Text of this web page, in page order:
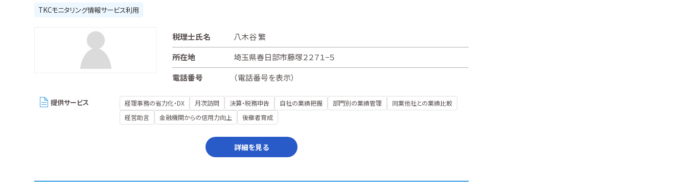
TKCモニタリング情報サービス利用
税理士氏名
八木谷 繁
所在地
埼玉県春日部市藤塚２２７１−５
電話番号
（電話番号を表示）
提供サービス 経理事務の省力化・DX 月次訪問 決算・税務申告 自社の業績把握 部門別の業績管理
同業他社との業績比較
経営助言
金融機関からの信用力向上 後継者育成
詳細を見る